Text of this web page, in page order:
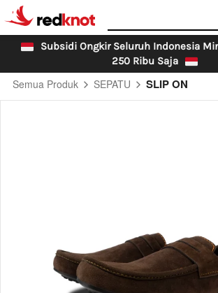
Subsidi Ongkir Seluruh Indonesia
250 Ribu Saja
Semua Produk SEPATU SLIP ON